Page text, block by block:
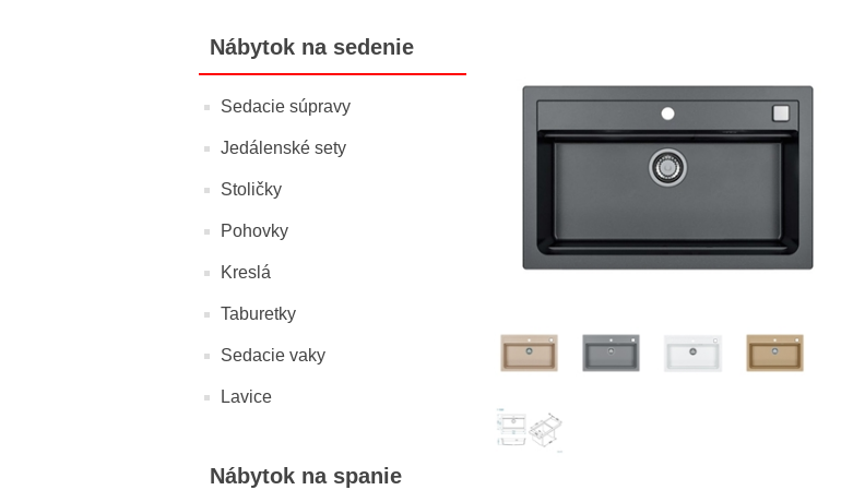
Nábytok na sedenie
Sedacie súpravy
Jedálenské sety
Stoličky
Pohovky
Kreslá
Taburetky
Sedacie vaky
Lavice
Nábytok na spanie